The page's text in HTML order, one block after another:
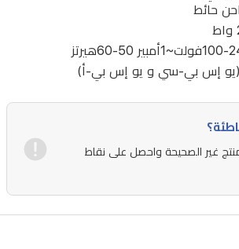
حائط
50-60هيرتز
غير الصحيحة واحصل على نقاط